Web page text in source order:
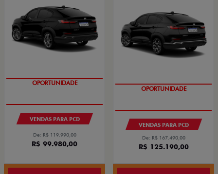
OPORTUNIDADE
VENDAS PARA PCD
De: R$ 119.990,00
R$ 99.980,00
OPORTUNIDADE
VENDAS PARA PCD
De: R$ 167.490,00
R$ 125.190,00